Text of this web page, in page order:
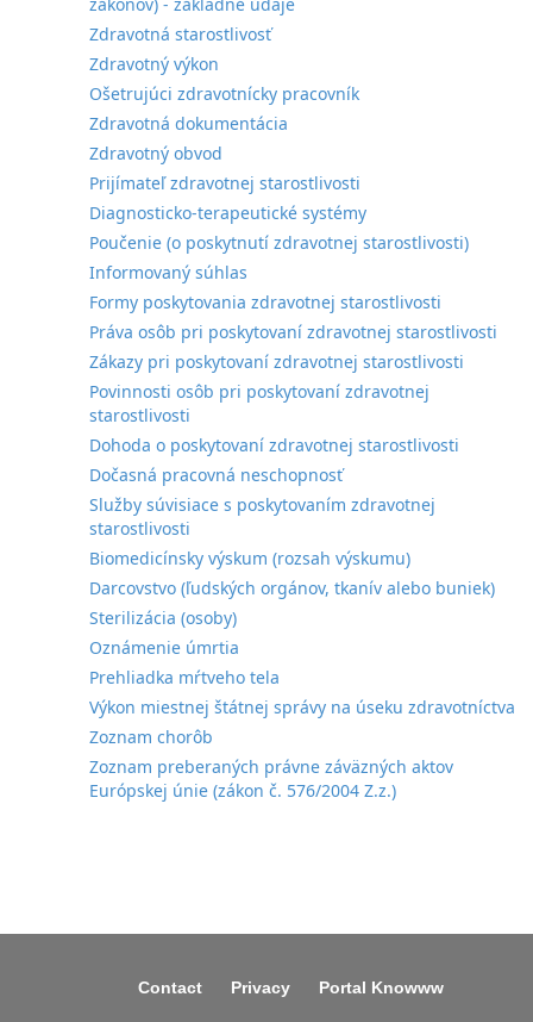
Zdravotná starostlivosť
Zdravotný výkon
Ošetrujúci zdravotnícky pracovník
Zdravotná dokumentácia
Zdravotný obvod
Prijímateľ zdravotnej starostlivosti
Diagnosticko-terapeutické systémy
Poučenie (o poskytnutí zdravotnej starostlivosti)
Informovaný súhlas
Formy poskytovania zdravotnej starostlivosti
Práva osôb pri poskytovaní zdravotnej starostlivosti
Zákazy pri poskytovaní zdravotnej starostlivosti
Povinnosti osôb pri poskytovaní zdravotnej
starostlivosti
Dohoda o poskytovaní zdravotnej starostlivosti
Dočasná pracovná neschopnosť
Služby súvisiace s poskytovaním zdravotnej
starostlivosti
Biomedicínsky výskum (rozsah výskumu)
Darcovstvo (ľudských orgánov, tkanív alebo buniek)
Sterilizácia (osoby)
Oznámenie úmrtia
Prehliadka mŕtveho tela
Výkon miestnej štátnej správy na úseku zdravotníctva
Zoznam chorôb
Zoznam preberaných právne záväzných aktov
Európskej únie (zákon č. 576/2004 Z.z.)
Contact Privacy Portal Knowww